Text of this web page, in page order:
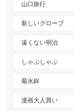
山口旅行
新しいグローブ
遠くない明治
しゃぶしゃぶ
菊水鉾
漫画大人買い